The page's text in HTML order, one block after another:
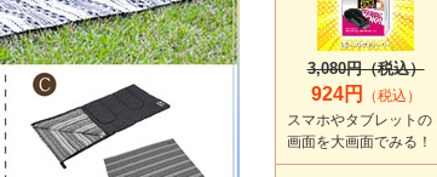
3,080円（税込）
924円
（税込）
スマホやタブレットの
画面を大画面でみる！